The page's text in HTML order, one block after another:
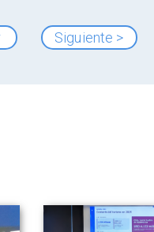
Siguiente >